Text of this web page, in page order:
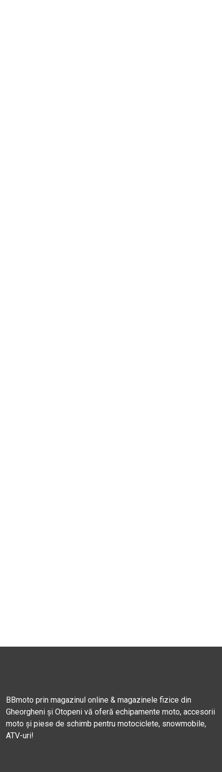
BBmoto prin magazinul online & magazinele fizice din
Gheorgheni și Otopeni vă oferă echipamente moto, accesorii
moto și piese de schimb pentru motociclete, snowmobile,
ATV-uri!